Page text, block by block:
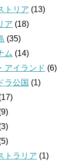
トリア (13)
ア (18)
(35)
ム (14)
アイランド (6)
ラ公国 (1)
トラリア (1)